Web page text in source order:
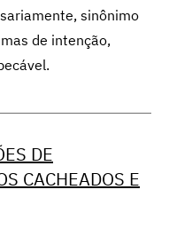
sinônimo
de intenção,
DE
CACHEADOS E